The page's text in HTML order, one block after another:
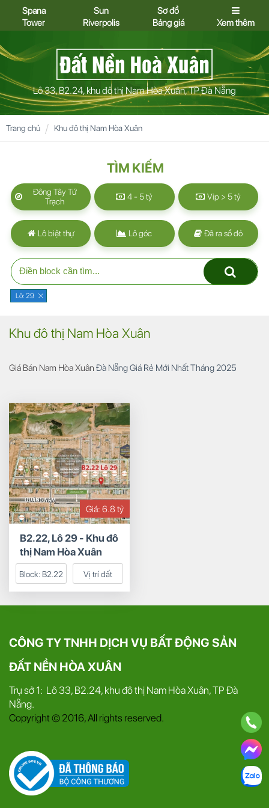
Spana
Tower
Sun
Riverpolis
Sơ đồ
Bảng giá
Xem thêm
Lô 33, B2.24, khu đô thị Nam Hòa Xuân, TP Đà Nẵng
Trang chủ Khu đô thị Nam Hòa Xuân
TÌM KIẾM
Đông Tây Tứ
Trạch
4 - 5 tỷ Vip > 5 tỷ
Lô biệt thự Lô góc Đã ra sổ đỏ
Lô: 29
Khu đô thị Nam Hòa Xuân
Giá Bán Nam Hòa Xuân Đà Nẵng Giá Rẻ Mới Nhất Tháng 2025
Giá: 6.8 tỷ
B2.22, Lô 29 - Khu đô
thị Nam Hòa Xuân
|Sàn Đất Nền Hòa
Xuân
Block: B2.22 Vị trí đất
CÔNG TY TNHH DỊCH VỤ BẤT ĐỘNG SẢN
ĐẤT NỀN HÒA XUÂN
Trụ sở 1: Lô 33, B2.24, khu đô thị Nam Hòa Xuân, TP Đà
Nẵng.
Copyright © 2016, All rights reserved.